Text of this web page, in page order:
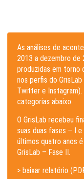
As análises de
2013 a dezembro de
produzidas em torno
nos perfis do
Twitter e Instagram).
categorias abaixo.
O GrisLab recebeu
suas duas fases – I
últimos quatro anos
GrisLab – Fase II.
> baixar relatório